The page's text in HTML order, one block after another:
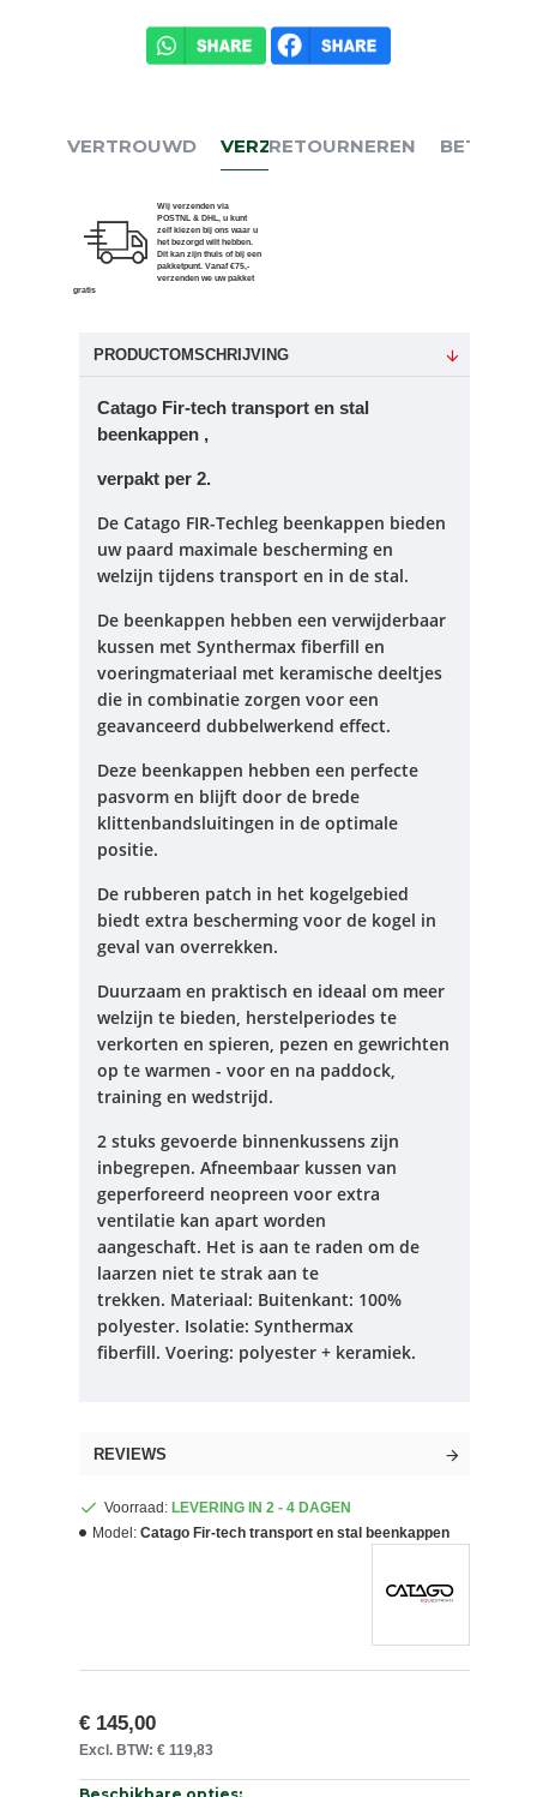
VERTROUWD VERZENDEN
Wij verzenden via
POSTNL & DHL, u kunt
zelf kiezen bij ons waar u
het bezorgd wilt hebben.
Dit kan zijn thuis of bij een
pakketpunt. Vanaf €75,-
verzenden we uw pakket
gratis
RETOURNEREN BETALEN
PRODUCTOMSCHRIJVING
Catago Fir-tech transport en stal
beenkappen ,
verpakt per 2.
De Catago FIR-Techleg beenkappen bieden
uw paard maximale bescherming en
welzijn tijdens transport en in de stal.
De beenkappen hebben een verwijderbaar
kussen met Synthermax fiberfill en
voeringmateriaal met keramische deeltjes
die in combinatie zorgen voor een
geavanceerd dubbelwerkend effect.
Deze beenkappen hebben een perfecte
pasvorm en blijft door de brede
klittenbandsluitingen in de optimale
positie.
De rubberen patch in het kogelgebied
biedt extra bescherming voor de kogel in
geval van overrekken.
Duurzaam en praktisch en ideaal om meer
welzijn te bieden, herstelperiodes te
verkorten en spieren, pezen en gewrichten
op te warmen - voor en na paddock,
training en wedstrijd.
2 stuks gevoerde binnenkussens zijn
inbegrepen. Afneembaar kussen van
geperforeerd neopreen voor extra
ventilatie kan apart worden
aangeschaft. Het is aan te raden om de
laarzen niet te strak aan te
trekken. Materiaal: Buitenkant: 100%
polyester. Isolatie: Synthermax
fiberfill. Voering: polyester + keramiek.
REVIEWS
Voorraad: LEVERING IN 2 - 4 DAGEN
Model: Catago Fir-tech transport en stal beenkappen
€ 145,00
Excl. BTW: € 119,83